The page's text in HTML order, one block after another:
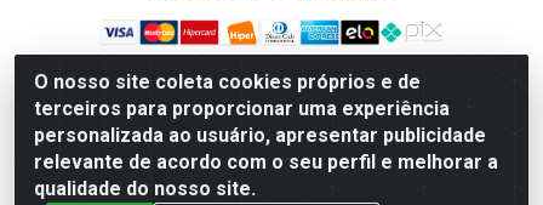
O nosso site coleta cookies próprios e de
terceiros para proporcionar uma experiência
personalizada ao usuário, apresentar publicidade
relevante de acordo com o seu perfil e melhorar a
qualidade do nosso site.
Site Seguro